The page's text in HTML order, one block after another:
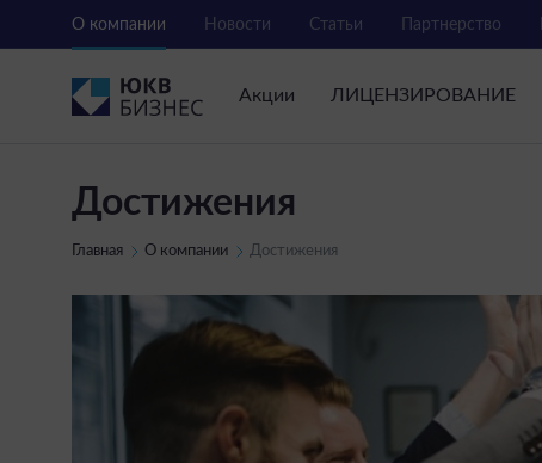
О компании Новости Статьи Партнерство
Акции ЛИЦЕНЗИРОВАНИЕ
Достижения
Главная О компании Достижения